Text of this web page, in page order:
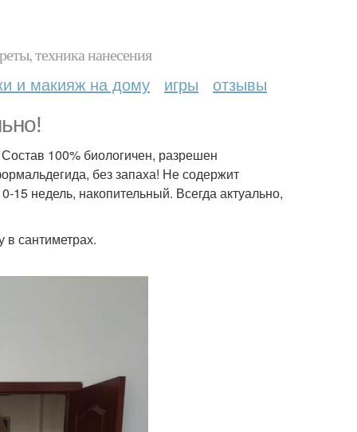
техника нанесения
и макияж на дому игры отзывы
100% биологичен, разрешен
без запаха! Не содержит
недель, накопительный. Всегда актуально,
сантиметрах.